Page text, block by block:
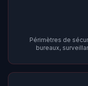
Périmètres de
bureaux,